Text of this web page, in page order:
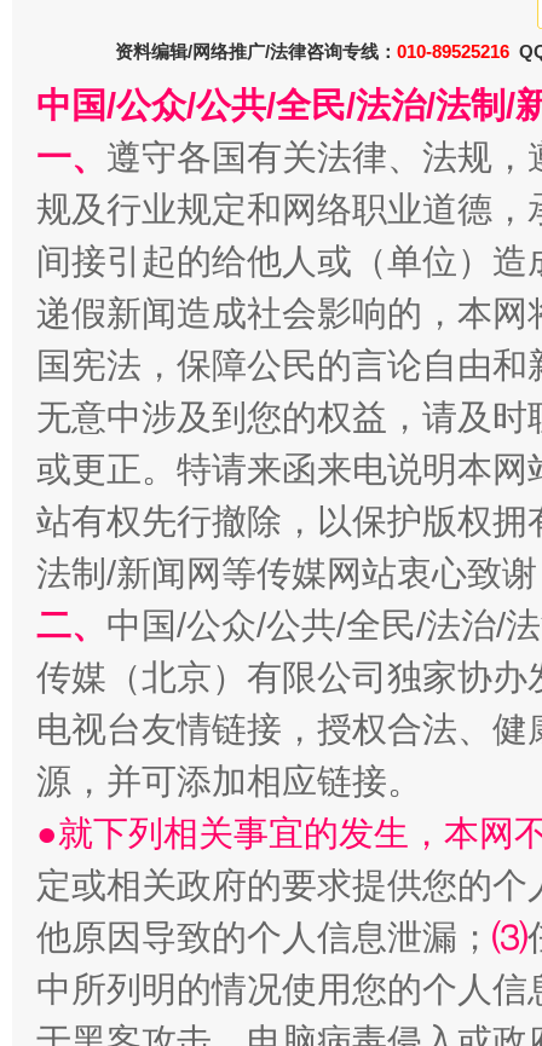
在谋一域中谋全局
今
习近平的博鳌关键词
魏明
资料编辑/网络推广/法律咨询专线： 010-89525216
中国/公众/公共/全民/法治/法制/
一、 遵守各国有关法律、法规
规及行业规定和网络职业道德
间接引起的给他人或（单位）
递假新闻造成社会影响的，本
国宪法，保障公民的言论自由
无意中涉及到您的权益，请及
或更正。特请来函来电说明本
站有权先行撤除，以保护版权
法制/新闻网等传媒网站衷心致
二、 中国/公众/公共/全民/法治/
传媒（北京）有限公司独家协
电视台友情链接，授权合法、
源，并可添加相应链接。
●就下列相关事宜的发生，本网
定或相关政府的要求提供您的个
他原因导致的个人信息泄漏； ⑶
中所列明的情况使用您的个人